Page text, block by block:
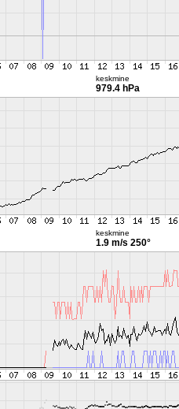
keskmine
979.4 hPa
keskmine
1.9 m/s 250°